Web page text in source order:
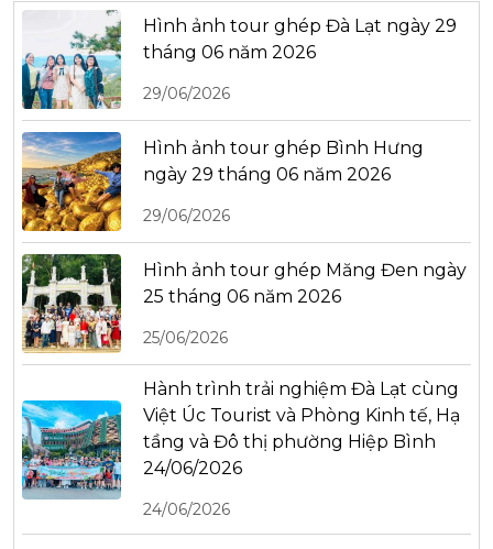
Hình ảnh tour ghép Đà Lạt ngày 29
tháng 06 năm 2026
29/06/2026
Hình ảnh tour ghép Bình Hưng
ngày 29 tháng 06 năm 2026
29/06/2026
Hình ảnh tour ghép Măng Đen ngày
25 tháng 06 năm 2026
25/06/2026
Hành trình trải nghiệm Đà Lạt cùng
Việt Úc Tourist và Phòng Kinh tế, Hạ
tầng và Đô thị phường Hiệp Bình
24/06/2026
24/06/2026